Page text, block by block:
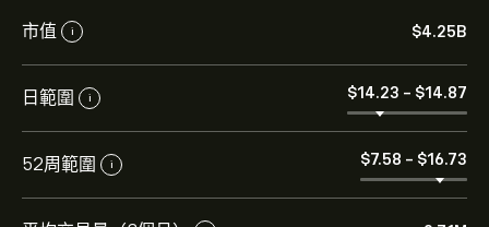
市值 i ‎$‎4.25B
日範圍 i ‎$‎14.23 - ‎$‎14.87
52周範圍 i ‎$‎7.58 - ‎$‎16.73